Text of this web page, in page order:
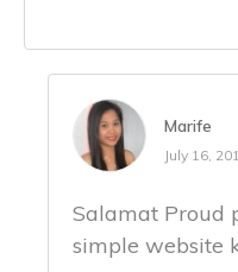
Marife
July 16,
Salamat Proud
simple website